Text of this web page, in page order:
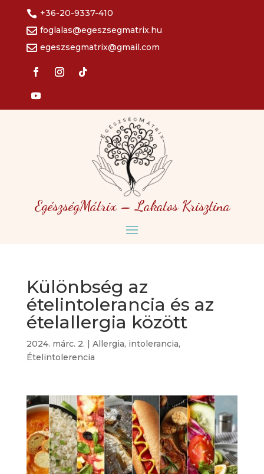
 +36-20-9337-410
 foglalas@egeszsegmatrix.hu
 egeszsegmatrix@gmail.com
EgészségMátrix – Lakatos Krisztina
Különbség az
ételintolerancia és az
ételallergia között
2024. márc. 2. | Allergia, intolerancia,
Ételintolerencia